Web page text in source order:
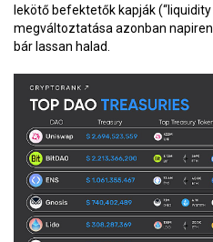
lekötő befektetők kapják
megváltoztatása azonban
bár lassan halad.